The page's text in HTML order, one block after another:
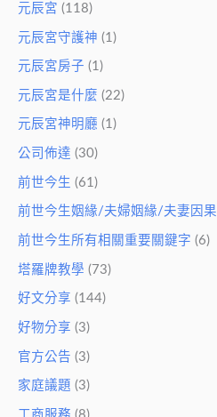
元辰宮 (118)
元辰宮守護神 (1)
元辰宮房子 (1)
元辰宮是什麼 (22)
元辰宮神明廳 (1)
公司佈達 (30)
前世今生 (61)
前世今生姻緣/夫婦姻緣/夫妻因果
前世今生所有相關重要關鍵字 (6)
塔羅牌教學 (73)
好文分享 (144)
好物分享 (3)
官方公告 (3)
家庭議題 (3)